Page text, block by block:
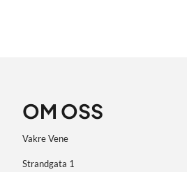
OM OSS
Vakre Vene
Strandgata 1